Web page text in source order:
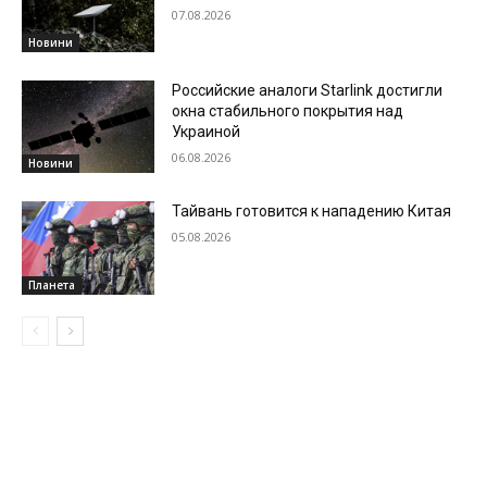
Новини
07.08.2026
Новини
Российские аналоги Starlink достигли
окна стабильного покрытия над
Украиной
06.08.2026
Планета
Тайвань готовится к нападению Китая
05.08.2026